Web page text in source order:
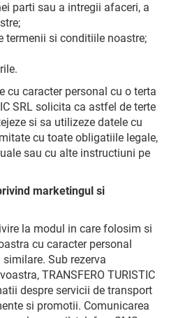
parti sau a intregii afaceri, a
termenii si conditiile noastre;
cu caracter personal cu o terta
SRL solicita ca astfel de terte
si sa utilizeze datele cu
cu toate obligatiile legale,
sau cu alte instructiuni pe
marketingul si
la modul in care folosim si
cu caracter personal
Sub rezerva
TRANSFERO TURISTIC
despre servicii de transport
si promotii. Comunicarea